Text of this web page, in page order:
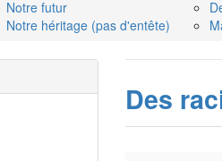
Notre futur
Notre héritage (pas d'entête)
Des